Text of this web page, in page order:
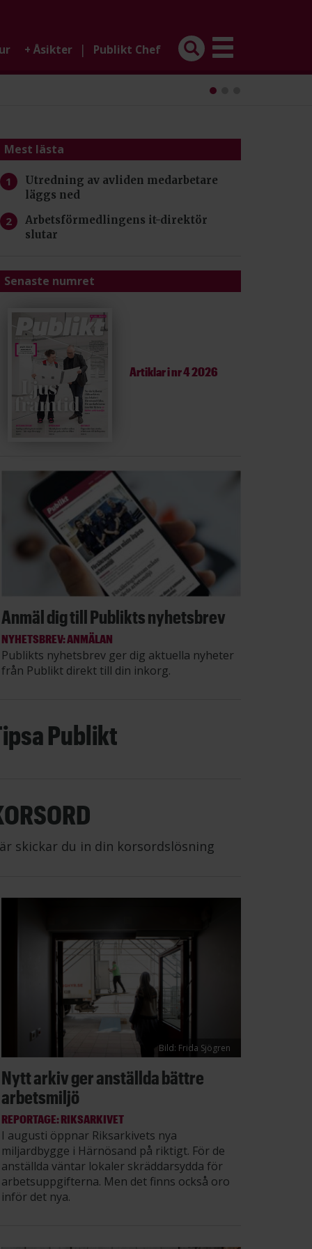
+ Åsikter | Publikt Chef
Mest lästa
Utredning av avliden medarbetare
läggs ned
Arbetsförmedlingens it-direktör
slutar
Senaste numret
Artiklar inr 4 2026
Anmäl dig till Publikts nyhetsbrev
NYHETSBREV: ANMÄLAN
Publikts nyhetsbrev ger dig aktuella nyheter
från Publikt direkt till din inkorg.
Publikt
skickar du in din korsordslösning
Bild: Frida Sjögren
Nytt arkiv ger anställda bättre
arbetsmiljö
REPORTAGE: RIKSARKIVET
I augusti öppnar Riksarkivets nya
miljardbygge i Härnösand på riktigt. För de
anställda väntar lokaler skräddarsydda för
arbetsuppgifterna. Men det finns också oro
inför det nya.